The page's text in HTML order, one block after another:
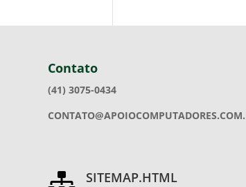
Contato
(41) 3075-0434
 SITEMAP.HTML